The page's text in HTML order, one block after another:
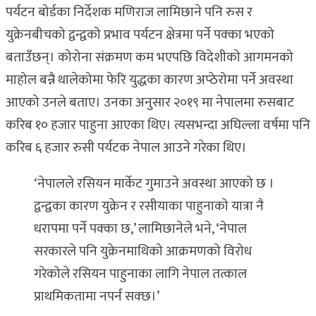
पर्यटन बोर्डका निर्देशक मणिराज लामिछाने पनि रुस र
युक्रेनबीचको द्वन्द्वको प्रभाव पर्यटन क्षेत्रमा पर्ने पक्का भएको
बताउँछन्। कोरोना संक्रमण कम भएपछि विदेशीको आगमनको
माहोल बन्नै थालेकोमा फेरि युद्धका कारण अप्ठेरोमा पर्ने अवस्था
आएको उनले बताए। उनका अनुसार २०१९ मा नेपालमा रुसबाट
करिब १० हजार पाहुना आएका थिए। त्यसभन्दा अघिल्ला वर्षमा पनि
करिब ६ हजार रुसी पर्यटक नेपाल आउने गरेका थिए।
‘नेपालले रसियन मार्केट गुमाउने अवस्था आएको छ ।
द्वन्द्वका कारण युक्रेन र रसीयाका पाहुनाको यात्रा नै
धरापमा पर्ने पक्का छ,’ लामिछानेले भने, ‘नेपाल
सरकारले पनि युक्रेनमाथिको आक्रमणको विरोध
गरेकोले रसियन पाहुनाका लागि नेपाल तत्काल
प्राथमिकतामा नपर्न सक्छ।’